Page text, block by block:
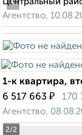
Агентство,
2/2
1-к квартира,
6 517 663 ₽ 170
Агентство,